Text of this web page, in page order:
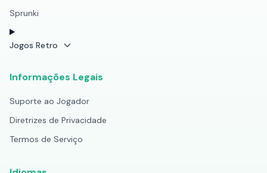
Sprunki
Jogos Retro
Informações Legais
Suporte ao Jogador
Diretrizes de Privacidade
Termos de Serviço